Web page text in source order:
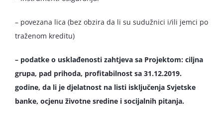
– povezana lica (bez obzira da li su sudužnici i/ili jemci po
traženom kreditu)
– podatke o usklađenosti zahtjeva sa Projektom: ciljna
grupa, pad prihoda, profitabilnost sa 31.12.2019.
godine, da li je djelatnost na listi isključenja Svjetske
banke, ocjenu životne sredine i socijalnih pitanja.